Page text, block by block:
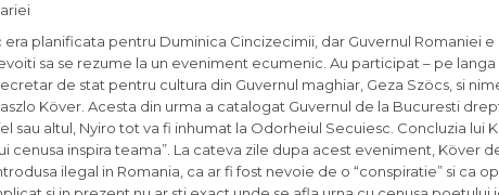
planificata pentru Duminica Cincizecimii, dar Guvernul Romaniei e
sa se rezume la un eveniment ecumenic. Au participat – pe
de stat pentru cultura din Guvernul maghiar, Geza Szöcs, si
Köver. Acesta din urma a catalogat Guvernul de la Bucuresti drept
sau altul, Nyiro tot va fi inhumat la Odorheiul Secuiesc. Concluzia lui
cenusa inspira teama”. La cateva zile dupa acest eveniment, Köver
ilegal in Romania, ca ar fi fost nevoie de o “conspiratie” si ca